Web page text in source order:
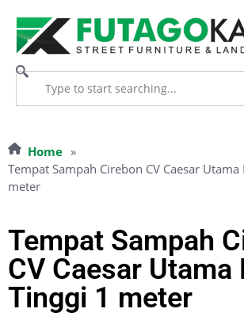
Home »
Tempat Sampah Cirebon CV Caesar Utama
meter
Tempat Sampah
CV Caesar Utama
Tinggi 1 meter